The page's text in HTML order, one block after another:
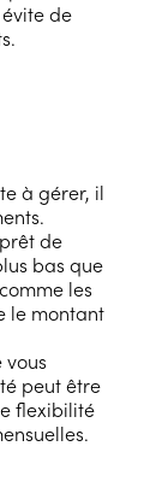
de
à gérer, il
de
bas que
les
le montant
vous
peut être
flexibilité